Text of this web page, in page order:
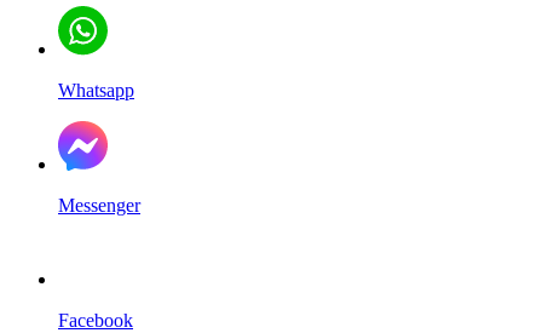
Whatsapp
Messenger
Facebook